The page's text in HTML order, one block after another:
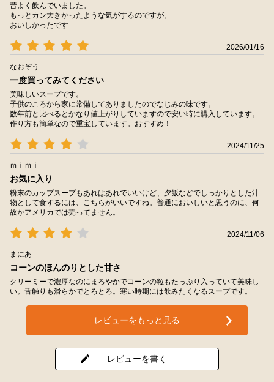
昔よく飲んでいました。
もっとカン大きかったような気がするのですが。
おいしかったです
2026/01/16
なおぞう
一度買ってみてください
美味しいスープです。
子供のころから家に常備してありましたのでなじみの味です。
数年前と比べるとかなり値上がりしていますので安い時に購入しています。
作り方も簡単なので重宝しています。おすすめ！
2024/11/25
ｍｉｍｉ
お気に入り
粉末のカップスープもあれはあれでいいけど、夕飯などでしっかりとした汁
物として食するには、こちらがいいですね。普通においしいと思うのに、何
故かアメリカでは売ってません。
2024/11/06
まにあ
コーンのほんのりとした甘さ
クリーミーで濃厚なのにまろやかでコーンの粒もたっぷり入っていて美味し
い。舌触りも滑らかでとろとろ。寒い時期には飲みたくなるスープです。
レビューをもっと見る
レビューを書く